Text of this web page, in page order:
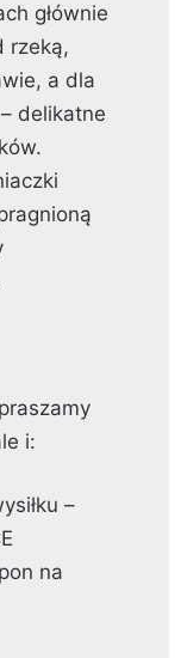
głównie
rzeką,
a dla
delikatne
i:
–
na